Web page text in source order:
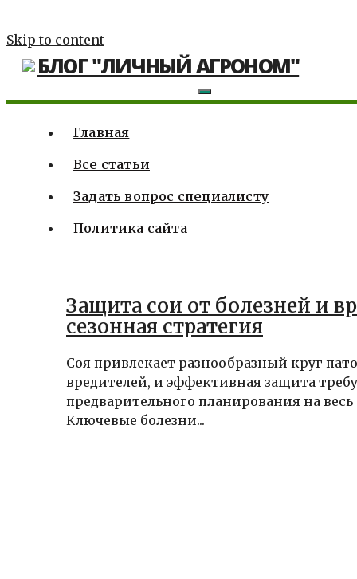
Skip to content
БЛОГ "ЛИЧНЫЙ АГРОНОМ"
Главная
Все статьи
Задать вопрос специалисту
Политика сайта
Защита сои от болезней и
сезонная стратегия
Соя привлекает разнообразный круг
вредителей, и эффективная защита
предварительного планирования на весь
Ключевые болезни...